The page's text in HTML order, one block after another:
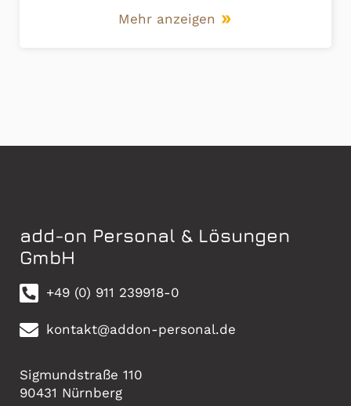
Mehr anzeigen double_arrow
add-on Personal & Lösungen
GmbH
+49 (0) 911 239918-0
kontakt@addon-personal.de
Sigmundstraße 110
90431 Nürnberg